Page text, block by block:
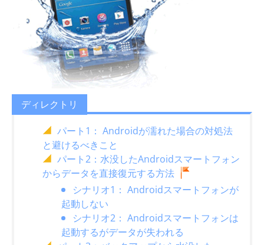
ディレクトリ
パート1： Androidが濡れた場合の対処法
と避けるべきこと
パート2：水没したAndroidスマートフォン
からデータを直接復元する方法
シナリオ1： Androidスマートフォンが
起動しない
シナリオ2： Androidスマートフォンは
起動するがデータが失われる